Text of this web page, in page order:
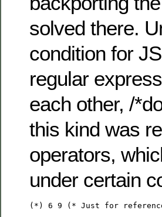
solved there.
condition for
regular
each other, /
this kind was
operators,
under certain
(*) 6 9 (* Just for